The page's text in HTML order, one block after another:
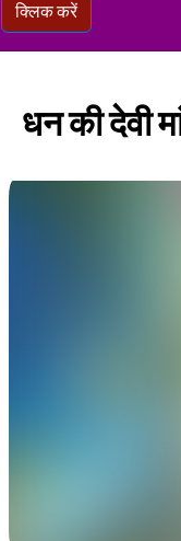
क्लिक करें
धन की देवी